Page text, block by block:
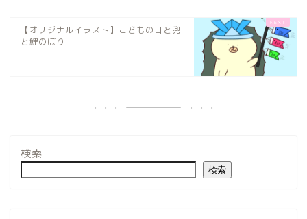
【オリジナルイラスト】こどもの日と兜
と鯉のぼり
検索
検索